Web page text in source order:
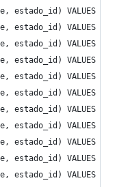
estado_id) VALUES
estado_id)
estado_id) VALUES
estado_id) VALUES
estado_id) VALUES
estado_id) VALUES
estado_id)
estado_id) VALUES
estado_id) VALUES
estado_id) VALUES
estado_id) VALUES